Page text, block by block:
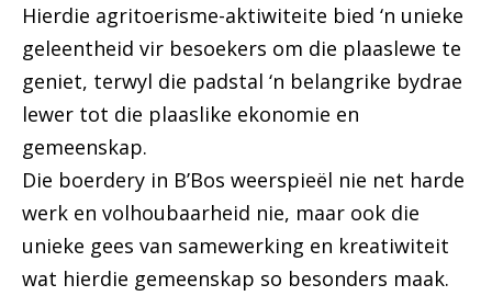
Hierdie agritoerisme-aktiwiteite bied ‘n unieke
geleentheid vir besoekers om die plaaslewe te
geniet, terwyl die padstal ‘n belangrike bydrae
lewer tot die plaaslike ekonomie en
gemeenskap.
Die boerdery in B’Bos weerspieël nie net harde
werk en volhoubaarheid nie, maar ook die
unieke gees van samewerking en kreatiwiteit
wat hierdie gemeenskap so besonders maak.